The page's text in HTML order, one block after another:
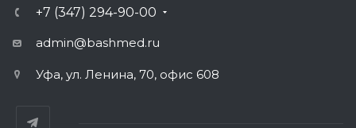
+7 (347) 294-90-00
admin@bashmed.ru
Уфа, ул. Ленина, 70, офис 608